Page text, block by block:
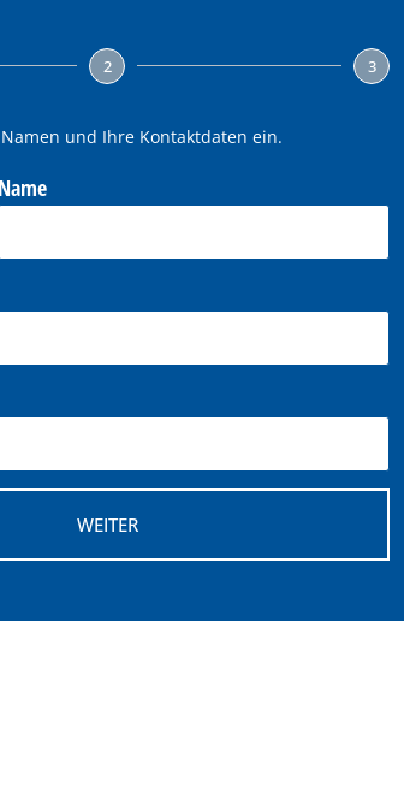
2 3
und Ihre Kontaktdaten ein.
Name
WEITER